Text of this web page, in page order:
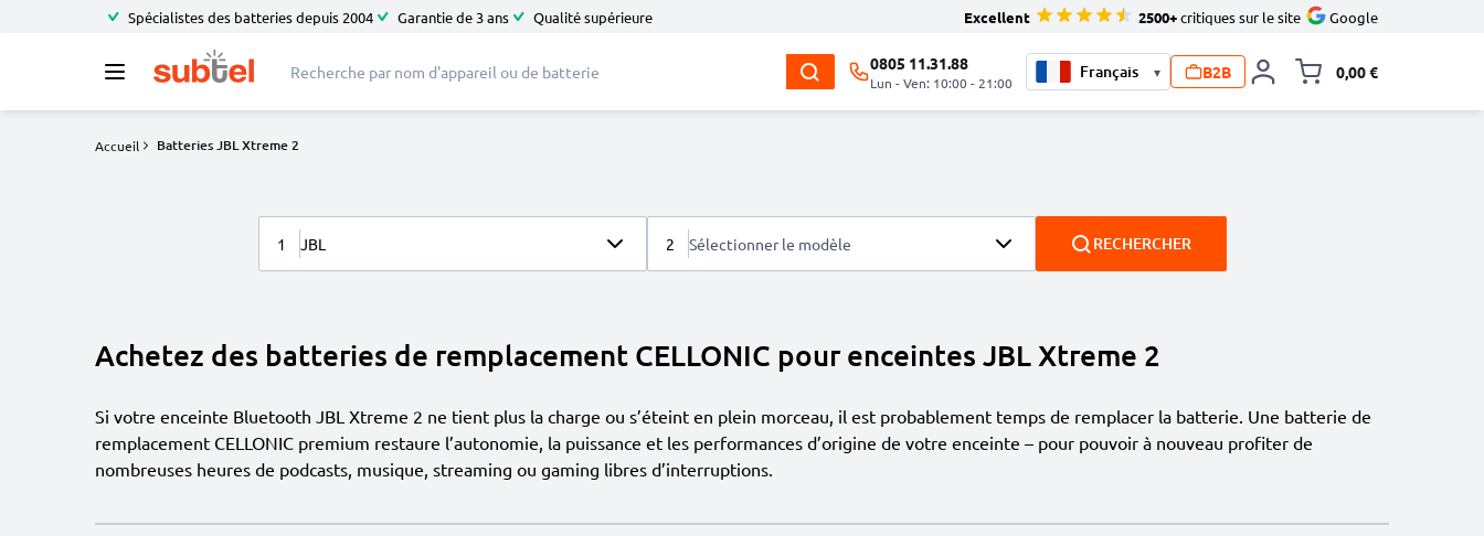
Spécialistes des batteries depuis 2004 Garantie de 3 ans Qualité supérieure Excellent 2500+critiques sur le site Google
0805 11.31.88
Lun - Ven: 10:00 - 21:00
▾ B2B 0,00 €
Accueil Batteries JBL Xtreme 2
1 JBL 2 Sélectionner le modèle RECHERCHER
Achetez des batteries de remplacement CELLONIC pour enceintes JBL Xtreme 2
Si votre enceinte Bluetooth JBL Xtreme 2 ne tient plus la charge ou s’éteint en plein morceau, il est probablement temps de remplacer la batterie. Une batterie de
remplacement CELLONIC premium restaure l’autonomie, la puissance et les performances d’origine de votre enceinte – pour pouvoir à nouveau profiter de
nombreuses heures de podcasts, musique, streaming ou gaming libres d’interruptions.